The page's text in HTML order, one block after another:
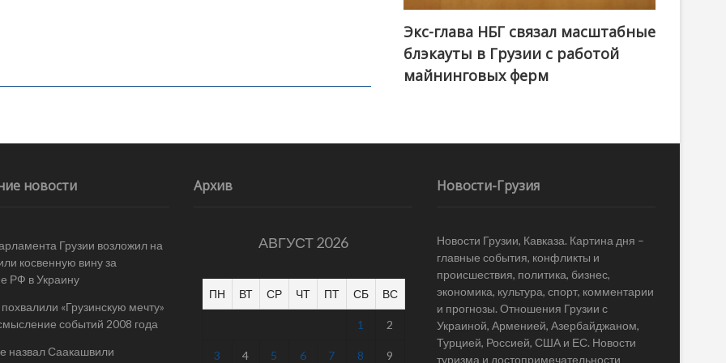
Экс-глава НБГ связал масштабные
блэкауты в Грузии с работой
майнинговых ферм
новости
Грузии возложил на
косвенную вину за
РФ в Украину
«Грузинскую мечту»
событий 2008 года
назвал Саакашвили
Архив
АВГУСТ 2026
ПН ВТ СР ЧТ ПТ СБ ВС
1 2
3 4 5 6 7 8 9
Новости-Грузия
Новости Грузии, Кавказа. Картина дня –
главные события, конфликты и
происшествия, политика, бизнес,
экономика, культура, спорт, комментарии
и прогнозы. Отношения Грузии с
Украиной, Арменией, Азербайджаном,
Турцией, Россией, США и ЕС. Новости
туризма и достопримечательности